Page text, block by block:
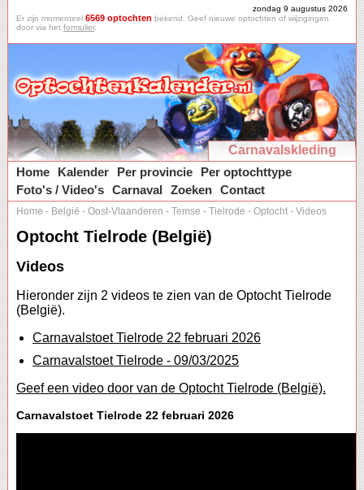
zondag 9 augustus 2026
Er zijn momenteel 6569 optochten bekend. Geef nieuwe optochten of wijzigingen
door via het formulier.
Carnavalskleding
Home
Kalender Per provincie
Per optochttype
Foto's / Video's Carnaval Zoeken Contact
Home - België - Oost-Vlaanderen - Temse - Tielrode - Optocht - Videos
Optocht Tielrode (België)
Videos
Hieronder zijn 2 videos te zien van de Optocht Tielrode
(België).
Carnavalstoet Tielrode 22 februari 2026
Carnavalstoet Tielrode - 09/03/2025
Geef een video door van de Optocht Tielrode (België).
Carnavalstoet Tielrode 22 februari 2026